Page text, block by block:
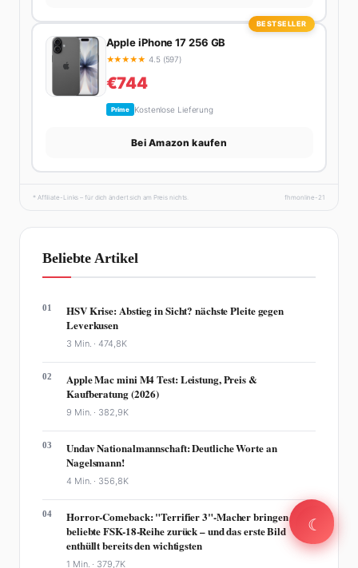
BESTSELLER
Apple iPhone 17 256 GB
★★★★★ 4.5 (597)
€744
Prime Kostenlose Lieferung
Bei Amazon kaufen
* Affiliate-Links – für dich ändert sich am Preis nichts. fhmonline-21
Beliebte Artikel
01
HSV Krise: Abstieg in Sicht? nächste Pleite gegen
Leverkusen
3 Min. ·474,8K
02
Apple Mac mini M4 Test: Leistung, Preis &
Kaufberatung (2026)
9 Min. · 382,9K
03
Undav Nationalmannschaft: Deutliche Worte an
Nagelsmann!
4 Min. · 356,8K
04
Horror-Comeback: "Terrifier 3"-Macher bringen
beliebte FSK-18-Reihe zurück – und das erste Bild
enthüllt bereits den wichtigsten
1 Min. · 379,7K
☾
☾